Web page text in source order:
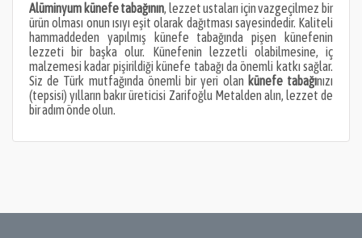
Alüminyum künefe tabağının, lezzet ustaları için vazgeçilmez bir
ürün olması onun ısıyı eşit olarak dağıtması sayesindedir. Kaliteli
hammaddeden yapılmış künefe tabağında pişen künefenin
lezzeti bir başka olur. Künefenin lezzetli olabilmesine, iç
malzemesi kadar pişirildiği künefe tabağı da önemli katkı sağlar.
Siz de Türk mutfağında önemli bir yeri olan künefe tabağınızı
(tepsisi) yılların bakır üreticisi Zarifoğlu Metalden alın, lezzet de
bir adım önde olun.